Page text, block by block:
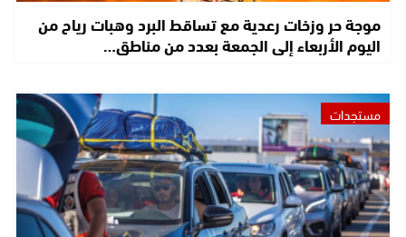
موجة حر وزخات رعدية مع تساقط البرد وهبات رياح من
اليوم الأربعاء إلى الجمعة بعدد من مناطق…
مستجدات